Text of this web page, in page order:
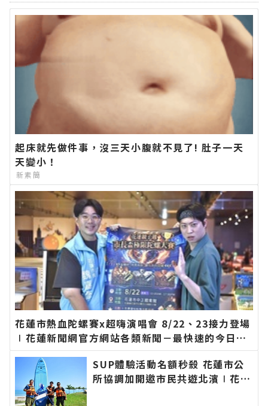
起床就先做件事，沒三天小腹就不見了! 肚子一天
天變小！
新素簡
花蓮市熱血陀螺賽x超嗨演唱會 8/22、23接力登場
∣花蓮新聞網官方網站各類新聞－最快速的今日新
聞報導 最新的在地資訊！
SUP體驗活動名額秒殺 花蓮市公
所協調加開邀市民共遊北濱∣花蓮